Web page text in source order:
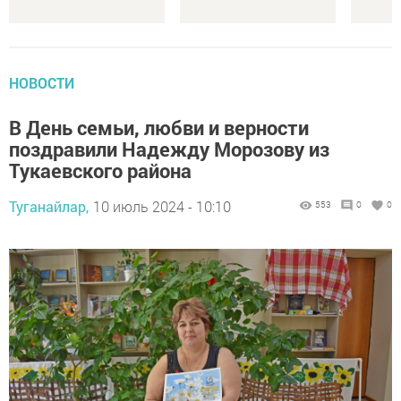
НОВОСТИ
В День семьи, любви и верности
поздравили Надежду Морозову из
Тукаевского района
Туганайлар, 10 июль 2024 - 10:10 553 0 0